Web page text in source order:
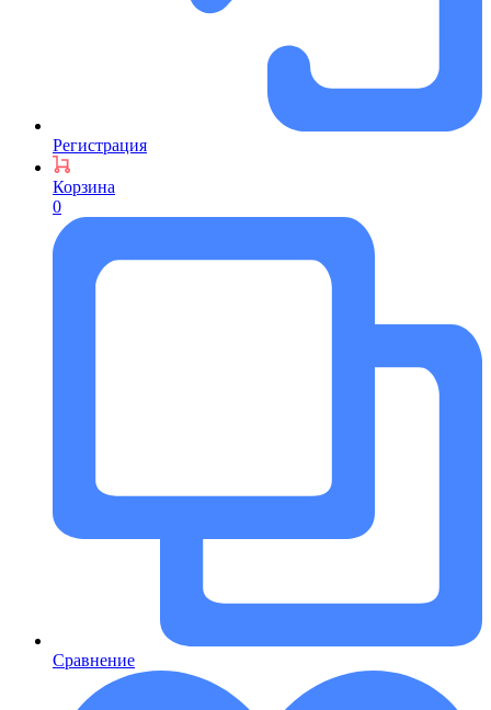
Регистрация
Корзина
0
Сравнение